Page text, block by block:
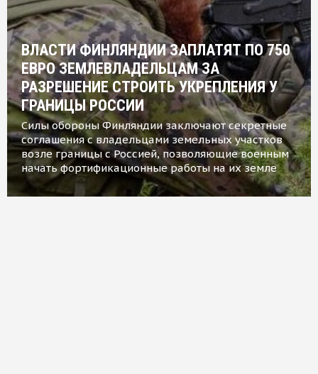
ВЛАСТИ ФИНЛЯНДИИ ЗАПЛАТЯТ ПО 750
ЕВРО ЗЕМЛЕВЛАДЕЛЬЦАМ ЗА
РАЗРЕШЕНИЕ СТРОИТЬ УКРЕПЛЕНИЯ У
ГРАНИЦЫ РОССИИ
Силы обороны Финляндии заключают секретные
соглашения с владельцами земельных участков
возле границы с Россией, позволяющие военным
начать фортификационные работы на их земле